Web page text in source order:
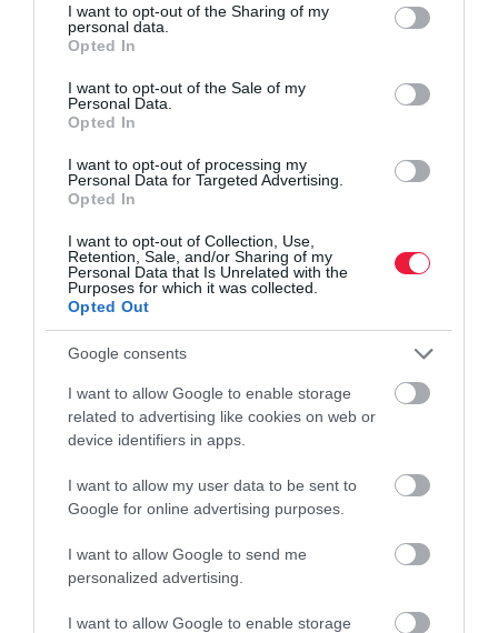
not limited to your visit or usage behaviour. You may click to
grant or deny consent to Google and its third-party tags to
use your data for below specified purposes in below Google
consent section.
I want to opt-out of the Sharing of my
personal data.
Opted In
I want to opt-out of the Sale of my
Personal Data.
Opted In
I want to opt-out of processing my
Personal Data for Targeted Advertising.
Opted In
I want to opt-out of Collection, Use,
Retention, Sale, and/or Sharing of my
Personal Data that Is Unrelated with the
Purposes for which it was collected.
Opted Out
Google consents
I want to allow Google to enable storage
related to advertising like cookies on web or
device identifiers in apps.
I want to allow my user data to be sent to
Google for online advertising purposes.
I want to allow Google to send me
personalized advertising.
I want to allow Google to enable storage
Autósok, figyelem! Milliókba kerülhetnek ezek a
mégis kevesen tudják pontosan, hogyan kell helyesen kitölteni,
pedig egyetlen apró hiba is a kártérítés elvesztéséhez vezethet.